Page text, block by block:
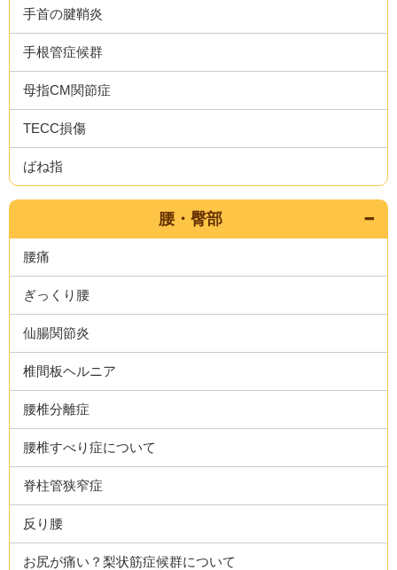
手首の腱鞘炎
手根管症候群
母指CM関節症
TECC損傷
ばね指
腰・臀部
腰痛
ぎっくり腰
仙腸関節炎
椎間板ヘルニア
腰椎分離症
腰椎すべり症について
脊柱管狭窄症
反り腰
お尻が痛い？梨状筋症候群について